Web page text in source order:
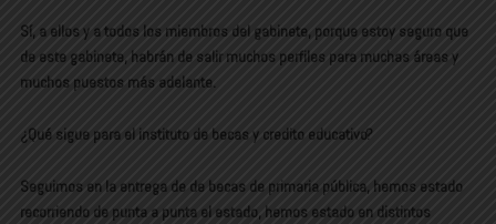
Sí, a ellos y a todos los miembros del gabinete, porque estoy seguro que
de este gabinete, habrán de salir muchos perfiles para muchas áreas y
muchos puestos más adelante.
¿Qué sigue para el instituto de becas y credito educativo?
Seguimos en la entrega de de becas de primaria pública, hemos estado
recorriendo de punta a punta el estado, hemos estado en distintos